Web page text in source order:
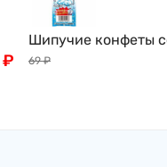
₽
Шипучие конфеты
вкусом рамунэ сидр
69 ₽